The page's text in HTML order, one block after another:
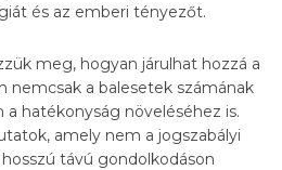
és az emberi tényezőt.
meg, hogyan járulhat hozzá a
nemcsak a balesetek számának
hatékonyság növeléséhez is.
amely nem a jogszabályi
távú gondolkodáson